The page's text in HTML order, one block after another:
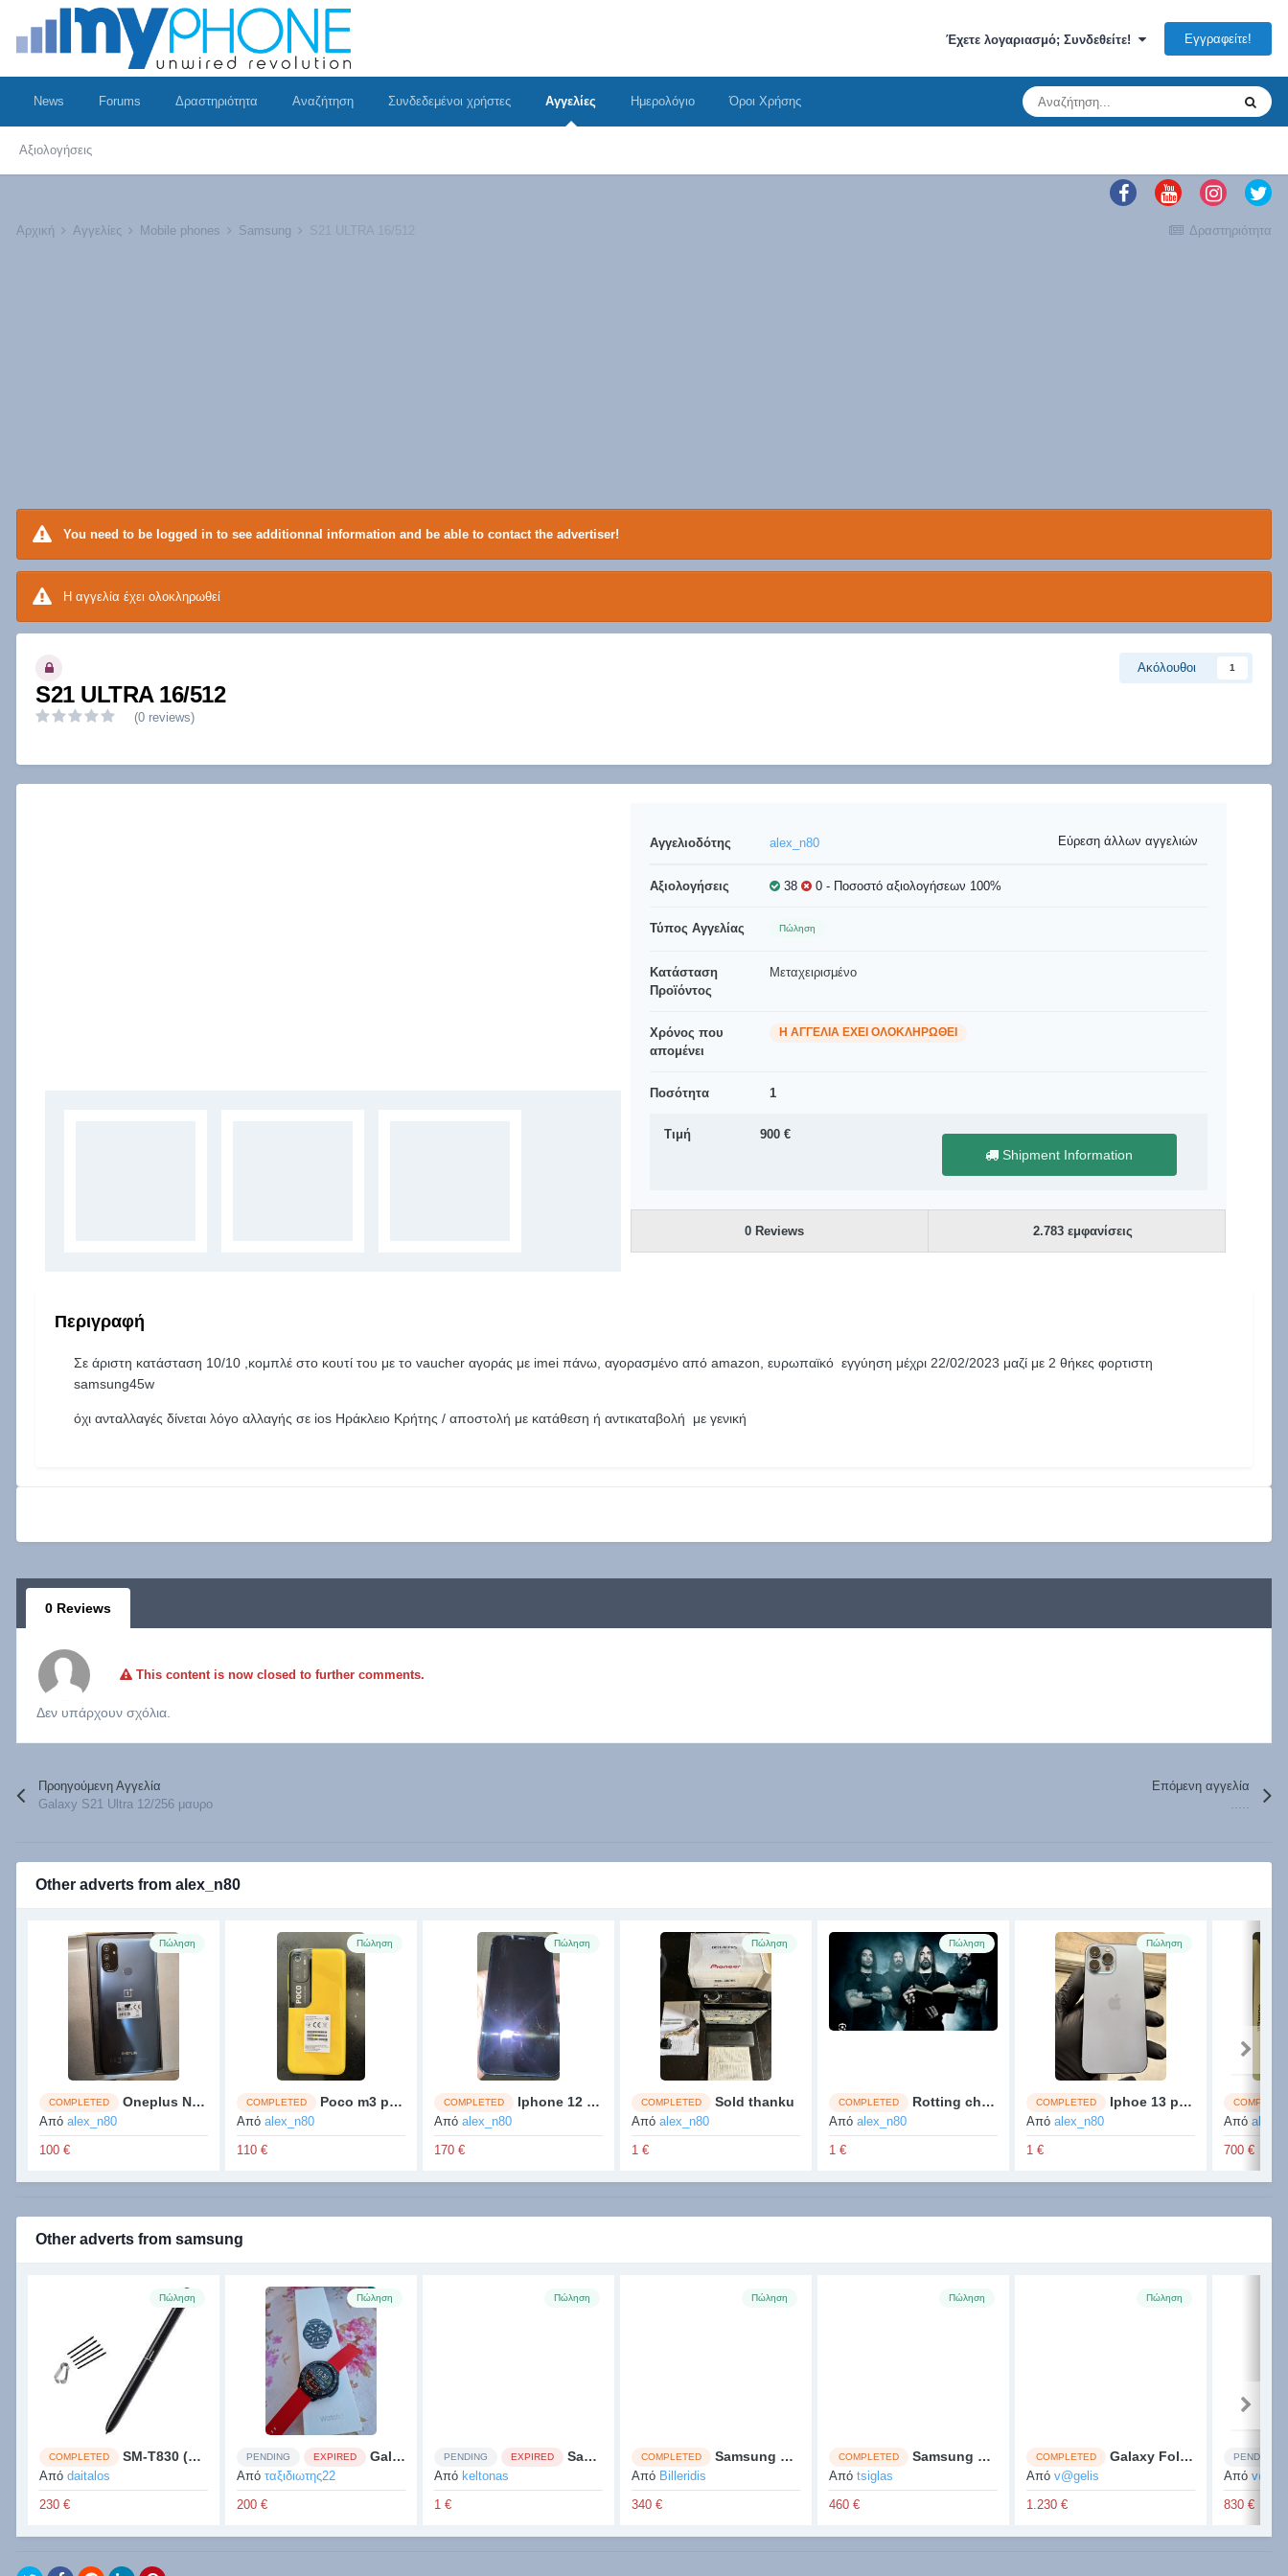
Έχετε λογαριασμό; Συνδεθείτε! Εγγραφείτε!
News Forums Δραστηριότητα Αναζήτηση Συνδεδεμένοι χρήστες Αγγελίες
Αξιολογήσεις
Ημερολόγιο Όροι Χρήσης
Δραστηριότητα
Αρχική Αγγελίες Mobile phones Samsung
You need to be logged in to see additionnal information and be able to contact the advertiser!
Η αγγελία έχει ολοκληρωθεί
Ακόλουθοι 1
S21 ULTRA 16/512
(0 reviews)
Αγγελιοδότης alex_n80 Εύρεση άλλων αγγελιών
Αξιολογήσεις 38 0 - Ποσοστό αξιολογήσεων 100%
Τύπος Αγγελίας Πώληση
Κατάσταση
Προϊόντος
Μεταχειρισμένο
Χρόνος που
απομένει
Η ΑΓΓΕΛΊΑ ΈΧΕΙ ΟΛΟΚΛΗΡΩΘΕΊ
Ποσότητα 1
Τιμή 900 €
Shipment Information
0 Reviews 2.783 εμφανίσεις
Περιγραφή
Σε άριστη κατάσταση 10/10 ,κομπλέ στο κουτί του με το vaucher αγοράς με imei πάνω, αγορασμένο από amazon, ευρωπαϊκό εγγύηση μέχρι 22/02/2023 μαζί με 2 θήκες φορτιστη
samsung45w
όχι ανταλλαγές δίνεται λόγο αλλαγής σε ios Ηράκλειο Κρήτης / αποστολή με κατάθεση ή αντικαταβολή με γενική
0 Reviews
This content is now closed to further comments.
Δεν υπάρχουν σχόλια.
Προηγούμενη Αγγελία
Galaxy S21 Ultra 12/256 μαυρο
Επόμενη αγγελία
Other adverts from alex_n80
Πώληση
COMPLETED Oneplus NordN100
Από alex_n80
100 €
Πώληση
COMPLETED Poco m3 pro 5G 4/64Gb
Από alex_n80
110 €
Πώληση
COMPLETED Iphone 12 128gb καμμένη πλακέτα
Από alex_n80
170 €
Πώληση
COMPLETED Sold thanku
Από alex_n80
1 €
Πώληση
COMPLETED Rotting christ σημερα
Από alex_n80
1 €
Πώληση
COMPLETED Iphoe 13 pro max 256gb
Από alex_n80
1 €
Από
700 €
Other adverts from samsung
Πώληση
COMPLETED SM-T830 (wifi) - Samsung Tab S4
Από daitalos
230 €
Πώληση
PENDING EXPIRED Galaxy watch 3
Από ταξιδιωτης22
200 €
Πώληση
PENDING EXPIRED Samsung
Από keltonas
1 €
Πώληση
COMPLETED Samsung S20 FE Snapdragon
Από Billeridis
340 €
Πώληση
COMPLETED Samsung Galaxy Note 10 Plus 512gb Aura glow
Από tsiglas
460 €
Πώληση
COMPLETED Galaxy Fold 3 Silver Καινουριο
Από v@gelis
1.230 €
PENDING
Από
830 €